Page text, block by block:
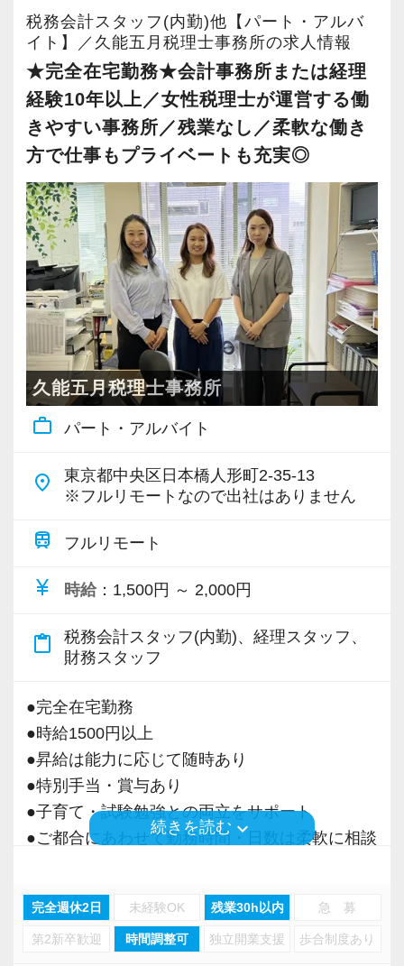
・事前に気軽な面談を実施
・仕事内容やキャリアを相談可
・ざっくばらんに質問OK
・納得後に選考へ進めます
・入社時期は柔軟に対応
・半年～1年の調整も可能
まずはカジュアル面談からでも歓迎です
「応募する」からお気軽にご連絡ください。
・繁忙期も月30～40h程度
・男性の育休取得率100％
・テレワーク導入済み
・全席デュアルモニタ完備
＜幅広い経験・成長環境＞
・9割が紹介の安定基盤
・一般企業～医療・学校法人まで対応
・個人～大企業まで幅広く経験可能
・税務顧問＋資産税に関与
・相続／事業承継／M&Aにも対応
＜成長中の税理士法人＞
・全国14拠点で事業展開
・従業員240名以上に拡大
・会計・税務・財務・労務まで対応
・書籍購入費／研修費は全額会社負担
・資格取得を目指す社員が多数
＜募集の背景＞
・事業拡大に伴う増員募集
・組織力強化に向けた採用
・将来の中核人材を募集
＜先輩スタッフの声＞
Q. 当事務所を選んだ理由は？
A. 幅広い業務を経験できる点に魅力を感じ、入
Q. 実際に働いてみてどうですか？
A. さまざまな業務を任せてもらえるので、以前
より成長スピードが上がったと感じています。
税務会計スタッフ(内勤)他【パート・アルバ
イト】／久能五月税理士事務所の求人情報
★完全在宅勤務★会計事務所または経理
経験10年以上／女性税理士が運営する働
きやすい事務所／残業なし／柔軟な働き
方で仕事もプライベートも充実◎
久能五月税理士事務所
work_outline パート・アルバイト
place
東京都中央区日本橋人形町2-35-13
※フルリモートなので出社はありません
train フルリモート
currency_yen 時給 ：1,500円 ～ 2,000円
content_paste
税務会計スタッフ(内勤)、経理スタッフ、
財務スタッフ
●完全在宅勤務
●時給1500円以上
●昇給は能力に応じて随時あり
●特別手当・賞与あり
●子育て・試験勉強との両立をサポート
●ご都合にあわせて勤務時間・日数は柔軟に相談
当事務所は、創業期や成長期の企業を中心に支
続きを読む keyboard_arrow_down
完全週休2日 未経験OK 残業30h以内 急 募
第2新卒歓迎 時間調整可 独立開業支援 歩合制度あり